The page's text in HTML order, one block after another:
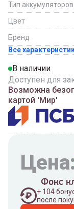
Тип аккумуляторов
Цвет
Бренд
Все
В наличии
Доступен для
Возможна
картой 'Мир'
Цена:
Фокс
+ 104
после